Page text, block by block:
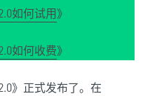
如何试用》
如何收费》
》正式发布了。在